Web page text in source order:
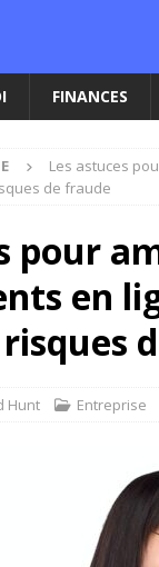
FINANCES
Les astuces
de fraude
pour
en
Hunt Entreprise